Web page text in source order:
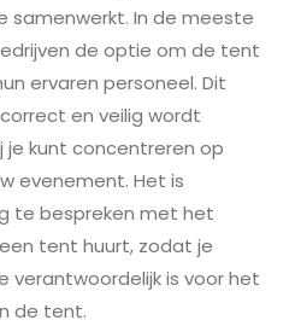
samenwerkt. In de meeste
de optie om de tent
ervaren personeel. Dit
en veilig wordt
je kunt concentreren op
evenement. Het is
te bespreken met het
tent huurt, zodat je
verantwoordelijk is voor het
de tent.